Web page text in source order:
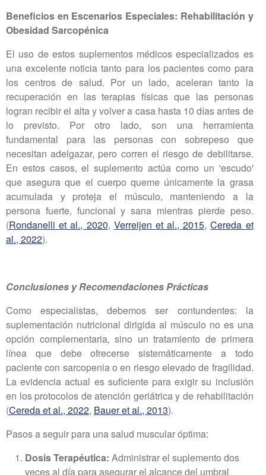
Beneficios en Escenarios Especiales: Rehabilitación y
Obesidad Sarcopénica
El uso de estos suplementos médicos especializados es
una excelente noticia tanto para los pacientes como para
los centros de salud. Por un lado, aceleran tanto la
recuperación en las terapias físicas que las personas
logran recibir el alta y volver a casa hasta 10 días antes de
lo previsto. Por otro lado, son una herramienta
fundamental para las personas con sobrepeso que
necesitan adelgazar, pero corren el riesgo de debilitarse.
En estos casos, el suplemento actúa como un 'escudo'
que asegura que el cuerpo queme únicamente la grasa
acumulada y proteja el músculo, manteniendo a la
persona fuerte, funcional y sana mientras pierde peso.
(Rondanelli et al., 2020, Verreijen et al., 2015,Cereda et
al., 2022).
Conclusiones y Recomendaciones Prácticas
Como especialistas, debemos ser contundentes: la
suplementación nutricional dirigida al músculo no es una
opción complementaria, sino un tratamiento de primera
línea que debe ofrecerse sistemáticamente a todo
paciente con sarcopenia o en riesgo elevado de fragilidad.
La evidencia actual es suficiente para exigir su inclusión
en los protocolos de atención geriátrica y de rehabilitación
(Cereda et al., 2022, Bauer et al., 2013).
Pasos a seguir para una salud muscular óptima:
Dosis Terapéutica: Administrar el suplemento dos
veces al día para asegurar el alcance del umbral